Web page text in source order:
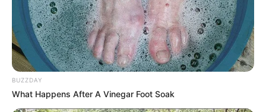
BUZZDAY
What Happens After A Vinegar Foot Soak